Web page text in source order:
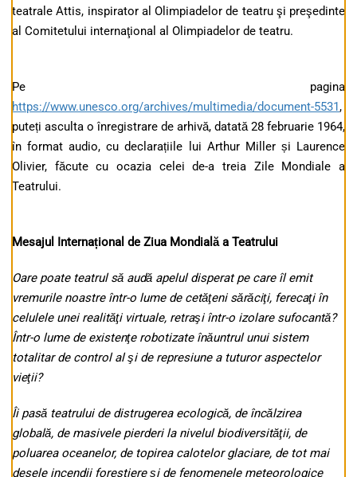
teatrale Attis, inspirator al Olimpiadelor de teatru şi preşedinte
al Comitetului internaţional al Olimpiadelor de teatru.
Pe pagina
https://www.unesco.org/archives/multimedia/document-5531,
puteți asculta o înregistrare de arhivă, datată 28 februarie 1964,
în format audio, cu declarațiile lui Arthur Miller și Laurence
Olivier, făcute cu ocazia celei de-a treia Zile Mondiale a
Teatrului.
Mesajul Internațional de Ziua Mondială a Teatrului
Oare poate teatrul să audă apelul disperat pe care îl emit
vremurile noastre într-o lume de cetăţeni sărăciţi, ferecaţi în
celulele unei realităţi virtuale, retraşi într-o izolare sufocantă?
Într-o lume de existenţe robotizate înăuntrul unui sistem
totalitar de control al şi de represiune a tuturor aspectelor
vieţii?
Îi pasă teatrului de distrugerea ecologică, de încălzirea
globală, de masivele pierderi la nivelul biodiversităţii, de
poluarea oceanelor, de topirea calotelor glaciare, de tot mai
desele incendii forestiere şi de fenomenele meteorologice